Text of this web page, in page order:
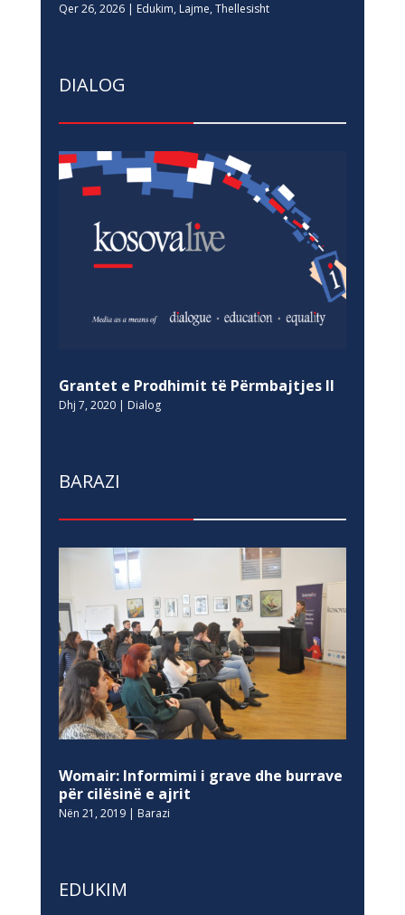
Qer 26, 2026| Edukim, Lajme, Thellesisht
DIALOG
Grantet e Prodhimit të Përmbajtjes II
Dhj 7, 2020| Dialog
BARAZI
Womair: Informimi i grave dhe burrave
për cilësinë e ajrit
Nën 21, 2019| Barazi
EDUKIM